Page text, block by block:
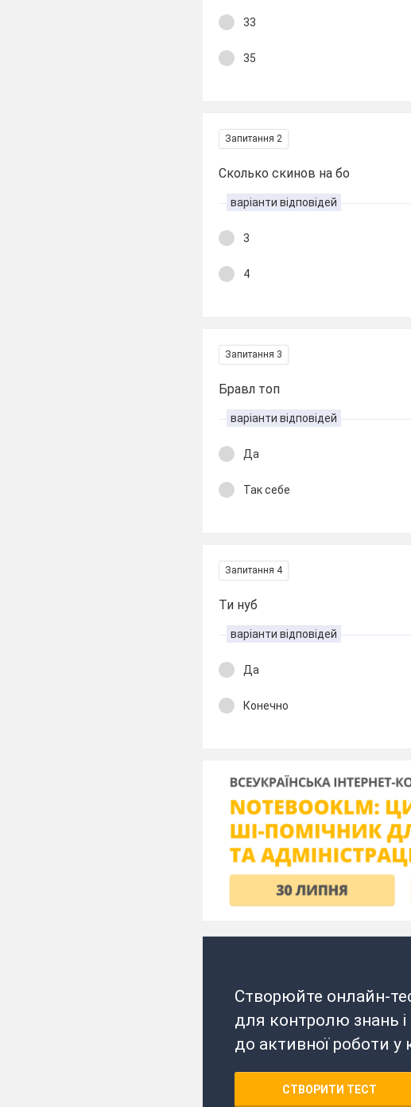
33
35
Запитання 2
Сколько скинов на бо
варіанти відповідей
3
4
Запитання 3
Бравл топ
варіанти відповідей
Да
Так себе
Запитання 4
Ти нуб
варіанти відповідей
Да
Конечно
Створюйте онлайн-
для контролю знань і
до активної роботи у
СТВОРИТИ ТЕСТ